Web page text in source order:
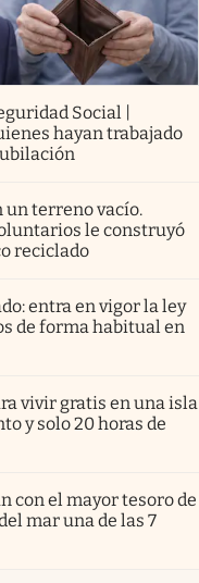
Social |
hayan trabajado
un terreno vacío.
le construyó
reciclado
entra en vigor la ley
de forma habitual en
vivir gratis en una isla
y solo 20 horas de
con el mayor tesoro de
mar una de las 7